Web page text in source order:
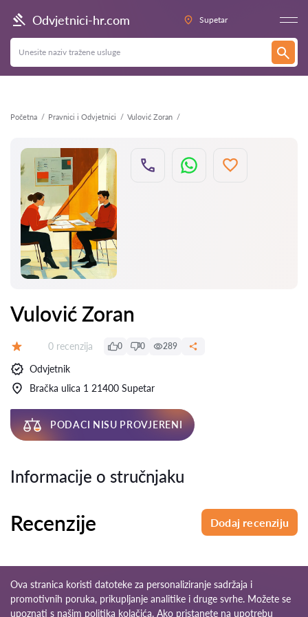
Odvjetnici-hr.com Supetar
Početna Pravnici i Odvjetnici Vulović Zoran
Natrag
Vulović Zoran
Recenzija:
0 recenzija 0 0 289
Odvjetnik
Bračka ulica 1 21400 Supetar
PODACI NISU PROVJERENI
Informacije o stručnjaku
Recenzije Dodaj recenziju
Ova stranica koristi datoteke za personaliziranje sadržaja i
promotivnih poruka, prikupljanje analitike i druge svrhe. Možete se
upoznati s našim politika kolačića. Ako pristanete na upotrebu